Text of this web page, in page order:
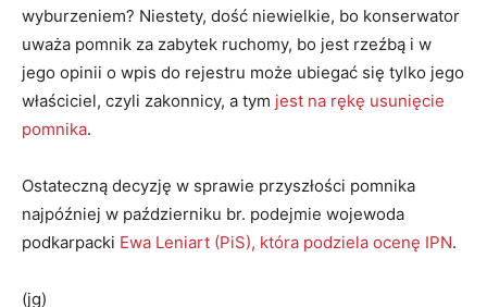
wyburzeniem? Niestety, dość niewielkie, bo konserwator
uważa pomnik za zabytek ruchomy, bo jest rzeźbą i w
jego opinii o wpis do rejestru może ubiegać się tylko jego
właściciel, czyli zakonnicy, a tym jest na rękę usunięcie
pomnika.
Ostateczną decyzję w sprawie przyszłości pomnika
najpóźniej w październiku br. podejmie wojewoda
podkarpacki Ewa Leniart (PiS), która podziela ocenę IPN.
(jg)